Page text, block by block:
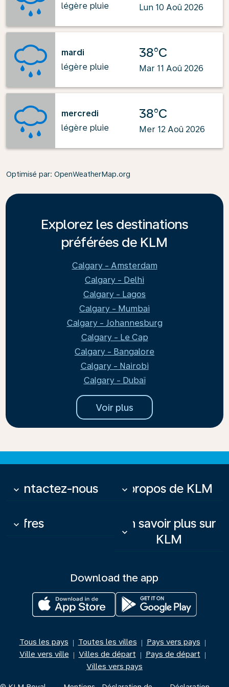
légère pluie
Lun 10 Aoû 2026
mardi
légère pluie
38°C
Mar 11 Aoû 2026
mercredi
légère pluie
38°C
Mer 12 Aoû 2026
Optimisé par: OpenWeatherMap.org
Explorez les destinations
préférées de KLM
Calgary - Amsterdam
Calgary - Delhi
Calgary - Lagos
Calgary - Mumbai
Calgary - Johannesburg
Calgary - Le Cap
Calgary - Bangalore
Calgary - Nairobi
Calgary - Dubaï
Voir plus
Contactez-nous
keyboard_arrow_down À propos de KLM
keyboard_arrow_down
Offres
keyboard_arrow_down
En savoir plus sur
KLM
keyboard_arrow_down
Download the app
Tous les pays | Toutes les villes | Pays vers pays |
Ville vers ville | Villes de départ | Pays de départ |
Villes vers pays